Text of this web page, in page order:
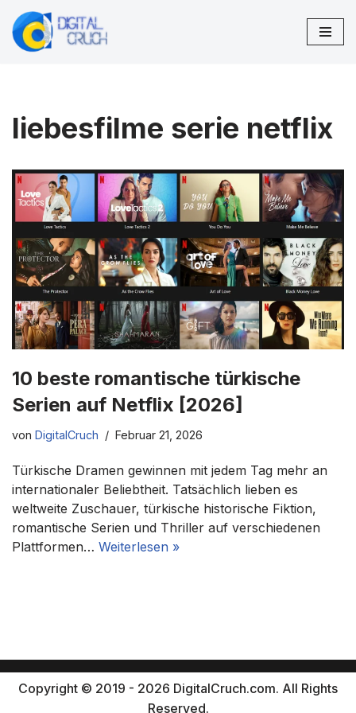
Zum
liebesfilme serie netflix
10 beste romantische türkische
Serien auf Netflix [2026]
von DigitalCruch Februar 21, 2026
Türkische Dramen gewinnen mit jedem Tag mehr an
internationaler Beliebtheit. Tatsächlich lieben es
weltweite Zuschauer, türkische historische Fiktion,
romantische Serien und Thriller auf verschiedenen
Plattformen… Weiterlesen »
Copyright © 2019 - 2026 DigitalCruch.com. All Rights
Reserved.